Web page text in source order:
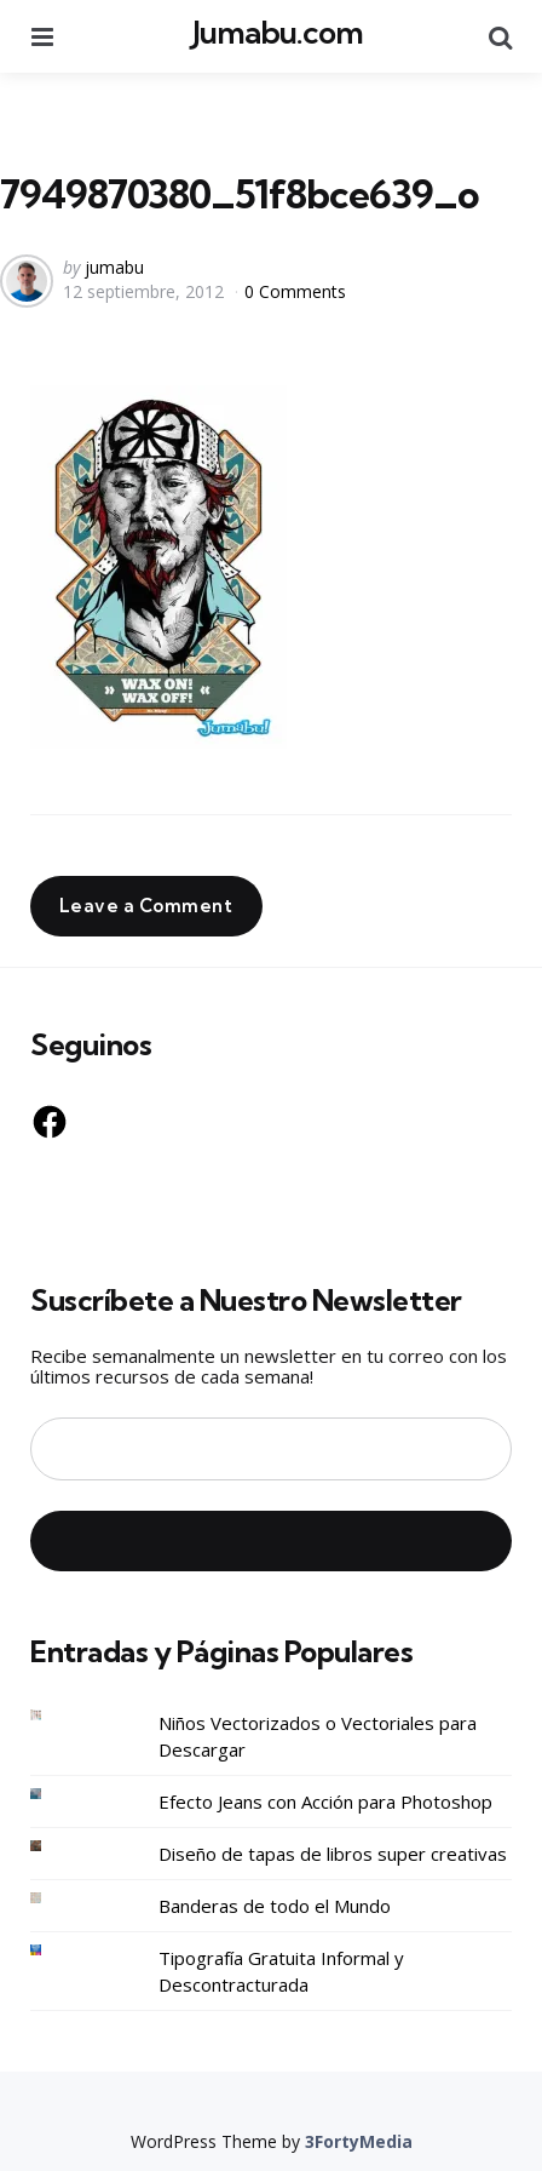
Jumabu.com
7949870380_51f8bce639_o
Posted
by
by jumabu
12 septiembre, 2012
0 Comments
Leave a Comment
Seguinos
Facebook
Suscríbete a Nuestro Newsletter
Recibe semanalmente un newsletter en tu correo con los
últimos recursos de cada semana!
Entradas y Páginas Populares
Niños Vectorizados o Vectoriales para
Descargar
Efecto Jeans con Acción para Photoshop
Diseño de tapas de libros super creativas
Banderas de todo el Mundo
Tipografía Gratuita Informal y
Descontracturada
WordPress Theme by 3FortyMedia